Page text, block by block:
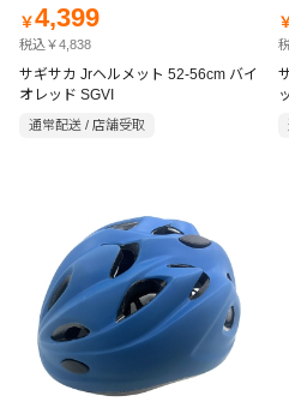
￥4,399
税込￥4,838
サギサカ Jrヘルメット 52-56cm バイ
オレッド SGVI
通常配送 / 店舗受取